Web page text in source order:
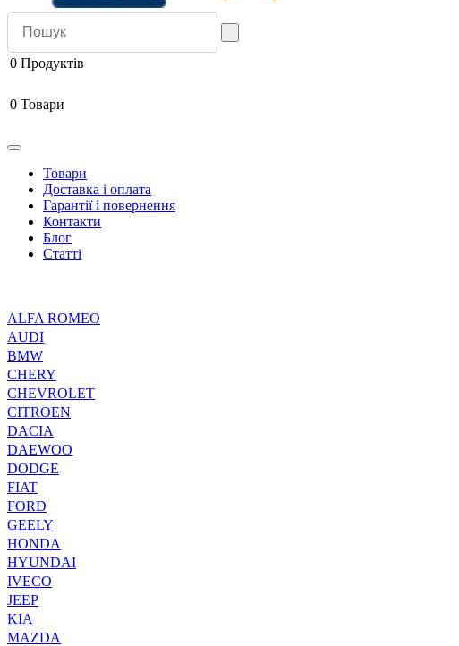
0 Продуктів
0 Товари
Товари
Доставка і оплата
Гарантії і повернення
Контакти
Блог
Статті
ALFA ROMEO
AUDI
BMW
CHERY
CHEVROLET
CITROEN
DACIA
DAEWOO
DODGE
FIAT
FORD
GEELY
HONDA
HYUNDAI
IVECO
JEEP
KIA
MAZDA